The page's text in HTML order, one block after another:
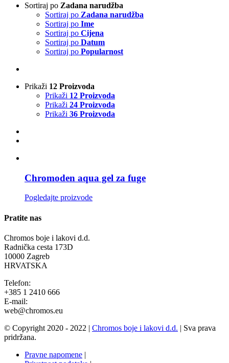
Sortiraj po Zadana narudžba
Sortiraj po Zadana narudžba
Sortiraj po Ime
Sortiraj po Cijena
Sortiraj po Datum
Sortiraj po Popularnost
Prikaži 12 Proizvoda
Prikaži 12 Proizvoda
Prikaži 24 Proizvoda
Prikaži 36 Proizvoda
Chromoden aqua gel za fuge
Pogledajte proizvode
Pratite nas
Chromos boje i lakovi d.d.
Radnička cesta 173D
10000 Zagreb
HRVATSKA
Telefon:
+385 1 2410 666
E-mail:
web@chromos.eu
© Copyright 2020 - 2022 | Chromos boje i lakovi d.d. | Sva prava
pridržana.
Pravne napomene |